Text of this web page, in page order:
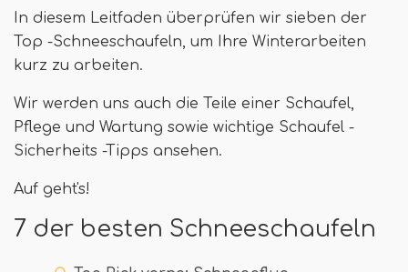
In diesem Leitfaden überprüfen wir sieben der
Top -Schneeschaufeln, um Ihre Winterarbeiten
kurz zu arbeiten.
Wir werden uns auch die Teile einer Schaufel,
Pflege und Wartung sowie wichtige Schaufel -
Sicherheits -Tipps ansehen.
Auf geht's!
7 der besten Schneeschaufeln